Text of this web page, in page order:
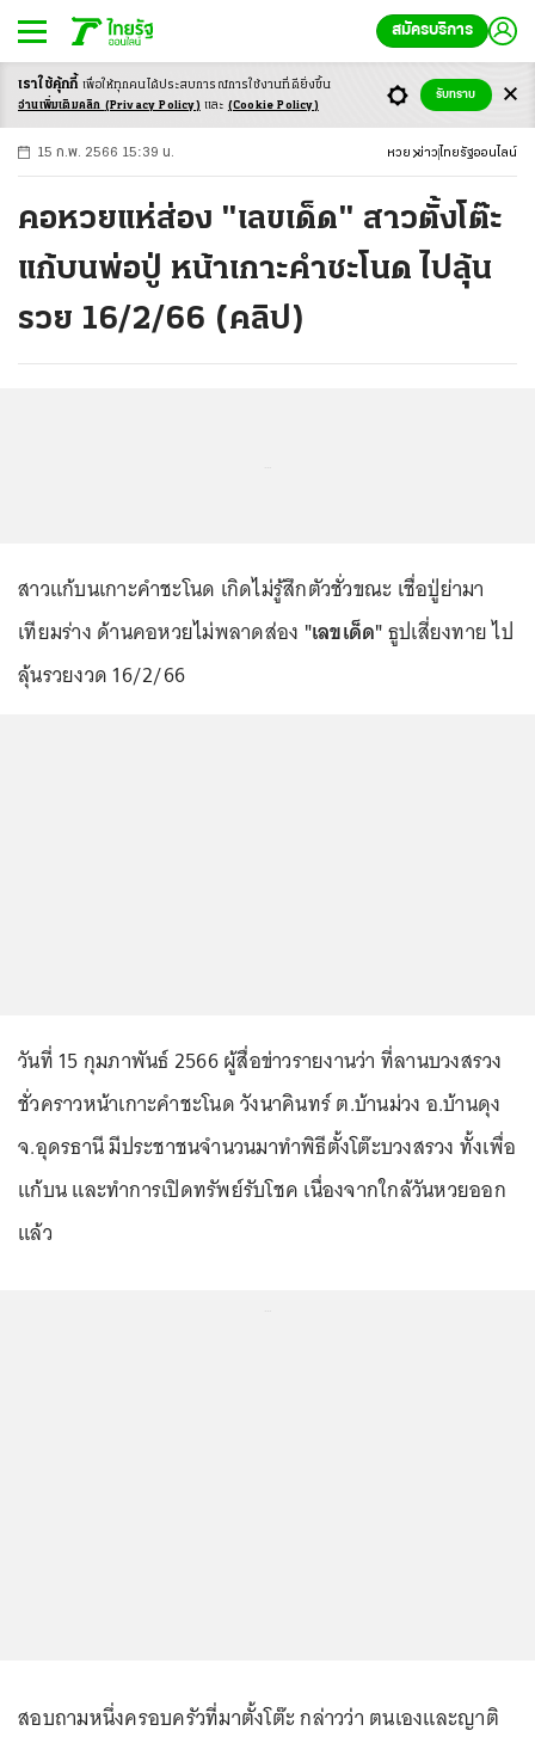
สมัครบริการ
-ก ก ก+
15 ก.พ. 2566 15:39 น. หวย ข่าว ไทยรัฐออนไลน์
คอหวยแห่ส่อง "เลขเด็ด" สาวตั้งโต๊ะ
แก้บนพ่อปู่ หน้าเกาะคำชะโนด ไปลุ้น
รวย 16/2/66 (คลิป)
สาวแก้บนเกาะคำชะโนด เกิดไม่รู้สึกตัวชั่วขณะ เชื่อปู่ย่ามา
เทียมร่าง ด้านคอหวยไม่พลาดส่อง "เลขเด็ด"ธูปเสี่ยงทาย ไป
ลุ้นรวยงวด 16/2/66
วันที่ 15 กุมภาพันธ์ 2566 ผู้สื่อข่าวรายงานว่า ที่ลานบวงสรวง
ชั่วคราวหน้าเกาะคำชะโนด วังนาคินทร์ ต.บ้านม่วง อ.บ้านดุง
จ.อุดรธานี มีประชาชนจำนวนมาทำพิธีตั้งโต๊ะบวงสรวง ทั้งเพื่อ
แก้บน และทำการเปิดทรัพย์รับโชค เนื่องจากใกล้วันหวยออก
แล้ว
สอบถามหนึ่งครอบครัวที่มาตั้งโต๊ะ กล่าวว่า ตนเองและญาติ
เราใช้คุ้กกี้ เพื่อให้ทุกคนได้ประสบการณ์การใช้งานที่ดียิ่งขึ้น
อ่านเพิ่มเติมคลิก (Privacy Policy) และ (Cookie Policy)
รับทราบ